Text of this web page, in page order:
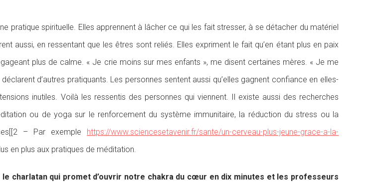
pratique spirituelle. Elles apprennent à lâcher ce qui les fait stresser, à se détacher du matériel
aussi, en ressentant que les êtres sont reliés. Elles expriment le fait qu’en étant plus en paix
plus de calme. « Je crie moins sur mes enfants », me disent certaines mères. « Je me
d’autres pratiquants. Les personnes sentent aussi qu’elles gagnent confiance en elles-
inutiles. Voilà les ressentis des personnes qui viennent. Il existe aussi des recherches
ou de yoga sur le renforcement du système immunitaire, la réduction du stress ou la
– Par exemple https://www.sciencesetavenir.fr/sante/un-cerveau-plus-jeune-grace-a-la-
en plus aux pratiques de méditation.
charlatan qui promet d’ouvrir notre chakra du cœur en dix minutes et les professeurs